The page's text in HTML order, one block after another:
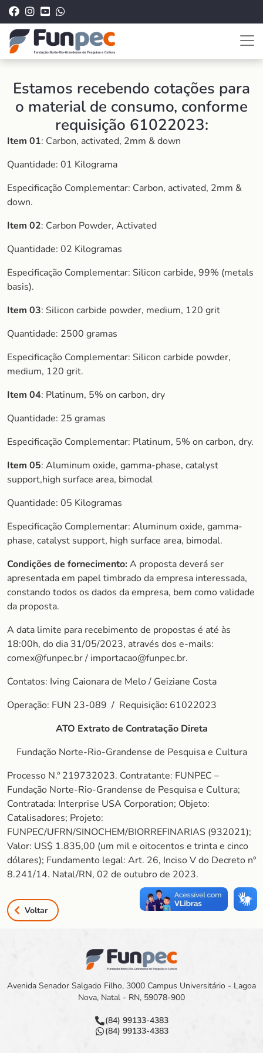
Estamos recebendo cotações para
o material de consumo, conforme
requisição 61022023:
Item 01: Carbon, activated, 2mm & down
Quantidade: 01 Kilograma
Especificação Complementar: Carbon, activated, 2mm &
down.
Item 02: Carbon Powder, Activated
Quantidade: 02 Kilogramas
Especificação Complementar: Silicon carbide, 99% (metals
basis).
Item 03: Silicon carbide powder, medium, 120 grit
Quantidade: 2500 gramas
Especificação Complementar: Silicon carbide powder,
medium, 120 grit.
Item 04: Platinum, 5% on carbon, dry
Quantidade: 25 gramas
Especificação Complementar: Platinum, 5% on carbon, dry.
Item 05: Aluminum oxide, gamma-phase, catalyst
support,high surface area, bimodal
Quantidade: 05 Kilogramas
Especificação Complementar: Aluminum oxide, gamma-
phase, catalyst support, high surface area, bimodal.
Condições de fornecimento:A proposta deverá ser
apresentada em papel timbrado da empresa interessada,
constando todos os dados da empresa, bem como validade
da proposta.
A data limite para recebimento de propostas é até às
18:00h, do dia 31/05/2023, através dos e-mails:
comex@funpec.br / importacao@funpec.br.
Contatos: Iving Caionara de Melo / Geiziane Costa
Operação: FUN 23-089 / Requisição: 61022023
ATO Extrato de Contratação Direta
Fundação Norte-Rio-Grandense de Pesquisa e Cultura
Processo N.º 219732023. Contratante: FUNPEC –
Fundação Norte-Rio-Grandense de Pesquisa e Cultura;
Contratada: Interprise USA Corporation; Objeto:
Catalisadores; Projeto:
FUNPEC/UFRN/SINOCHEM/BIORREFINARIAS (932021);
Valor: US$ 1.835,00 (um mil e oitocentos e trinta e cinco
dólares); Fundamento legal: Art. 26, Inciso V do Decreto nº
8.241/14. Natal/RN, 02 de outubro de 2023.
Voltar
Avenida Senador Salgado Filho, 3000 Campus Universitário - Lagoa
Nova, Natal - RN, 59078-900
(84) 99133-4383
(84) 99133-4383